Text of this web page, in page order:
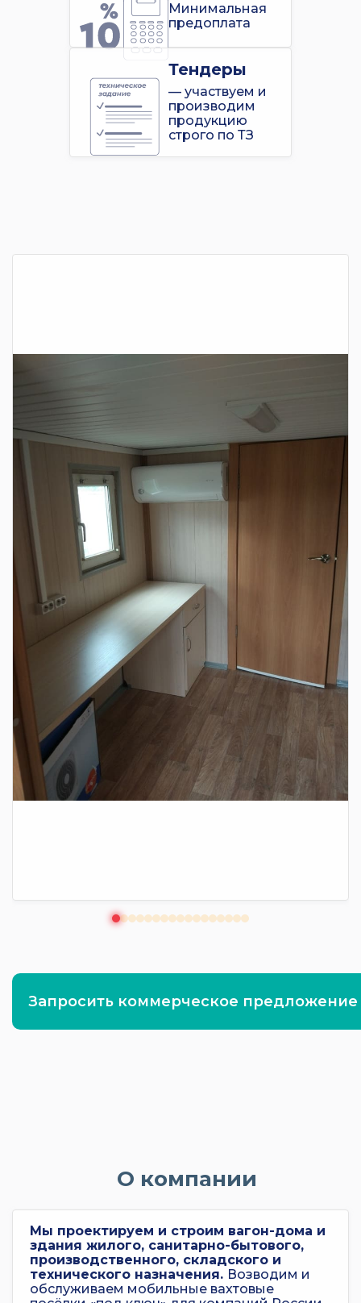
Минимальная
предоплата
Тендеры
— участвуем и
производим
продукцию
строго по ТЗ
Запросить коммерческое предложение
О компании
Мы проектируем и строим вагон-дома и
здания жилого, санитарно-бытового,
производственного, складского и
технического назначения. Возводим и
обслуживаем мобильные вахтовые